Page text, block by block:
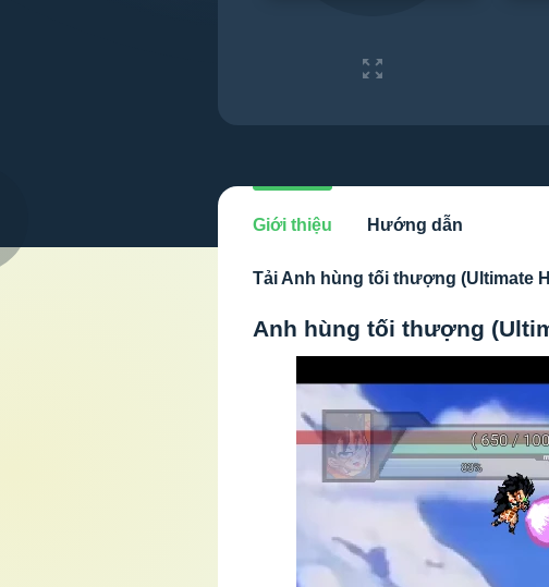
Giới thiệu Hướng dẫn
Tải Anh hùng tối thượng (Ultimate
Anh hùng tối thượng